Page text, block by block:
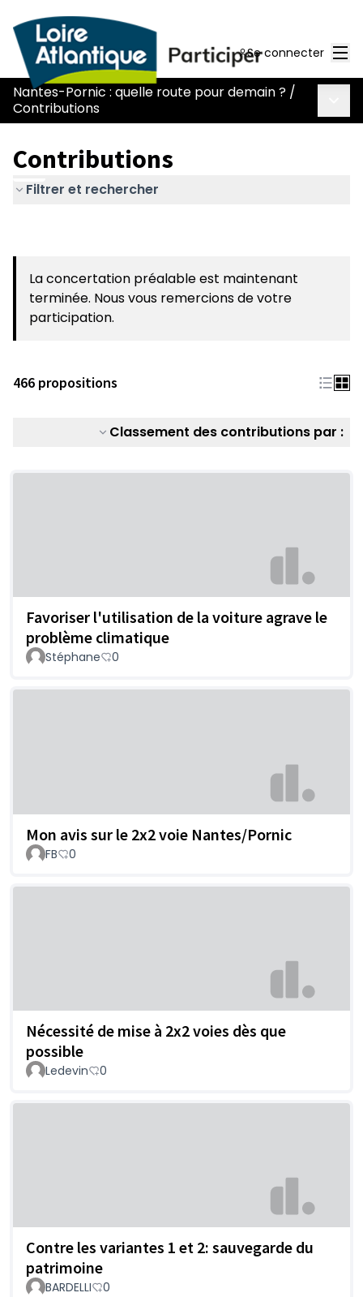
Se connecter
Nantes-Pornic : quelle route pour demain ? /
Contributions
Contributions
Filtrer et rechercher
La concertation préalable est maintenant
terminée. Nous vous remercions de votre
participation.
466 propositions
Classement des contributions par :
Favoriser l'utilisation de la voiture agrave le
problème climatique
Stéphane 0
Mon avis sur le 2x2 voie Nantes/Pornic
FB 0
Nécessité de mise à 2x2 voies dès que
possible
Ledevin 0
Contre les variantes 1 et 2: sauvegarde du
patrimoine
BARDELLI 0